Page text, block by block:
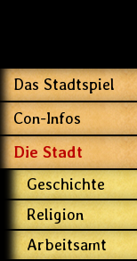
Das Stadtspiel
Con-Infos
Die Stadt
Geschichte
Religion
Arbeitsamt